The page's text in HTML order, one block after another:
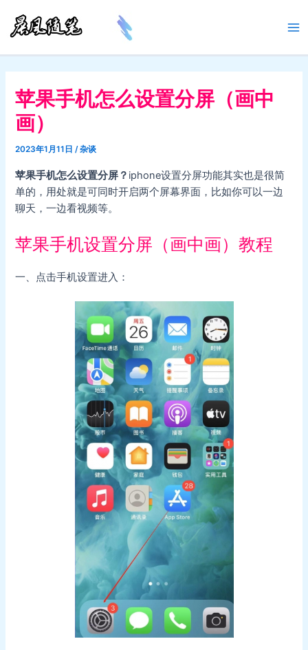
容
苹果手机怎么设置分屏（画中
画）
2023年1月11日/杂谈
苹果手机怎么设置分屏？ iphone设置分屏功能其实也是很简
单的，用处就是可同时开启两个屏幕界面，比如你可以一边
聊天，一边看视频等。
苹果手机设置分屏（画中画）教程
一、点击手机设置进入：